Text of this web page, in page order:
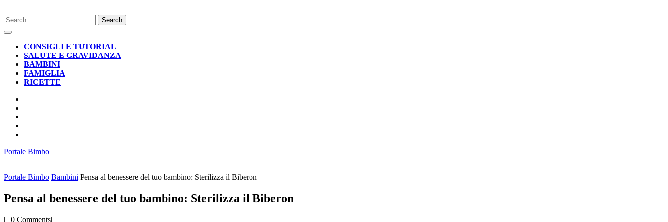
Skip
to
content
Search
for:
Open
ButtonCONSIGLI E TUTORIAL
SALUTE E GRAVIDANZA
BAMBINI
FAMIGLIA
RICETTE
CLOSE
BUTTON
Portale Bimbo
Portale Bimbo Bambini Pensa al benessere del tuo bambino: Sterilizza il Biberon
Pensa al benessere del tuo bambino: Sterilizza il Biberon
| | 0 Comments|